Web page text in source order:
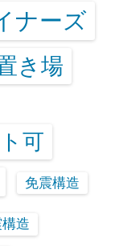
ナーズ
き場
可
免震構造
造